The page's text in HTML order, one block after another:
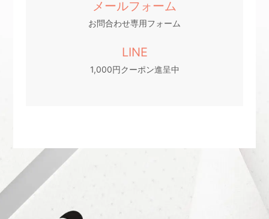
メールフォーム
お問合わせ専用フォーム
LINE
1,000円クーポン進呈中